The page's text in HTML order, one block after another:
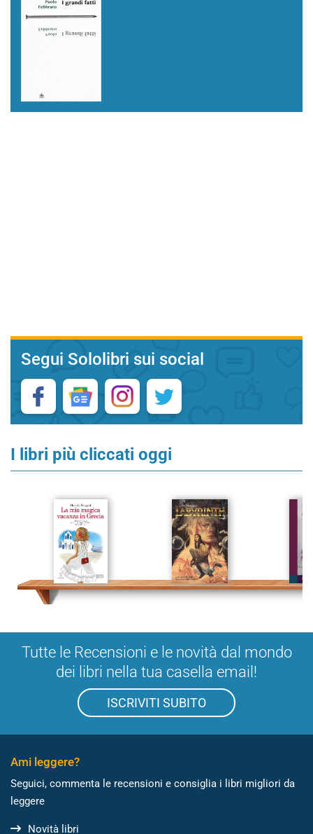
Segui Sololibri sui social
I libri più cliccati oggi
Tutte le Recensioni e le novità dal mondo
dei libri nella tua casella email!
ISCRIVITI SUBITO
Ami leggere?
Seguici, commenta le recensioni e consiglia i libri migliori da
leggere
Novità libri